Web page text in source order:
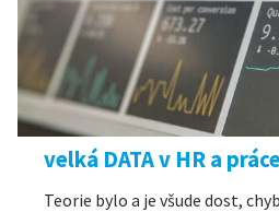
velká DATA v HR a
Teorie bylo a je všude dost,